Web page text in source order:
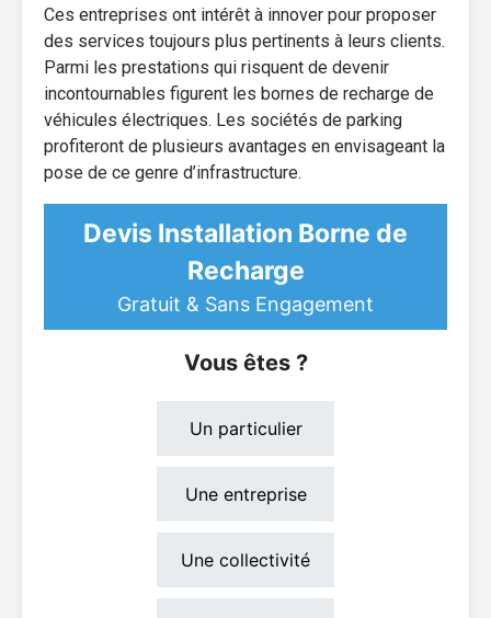
Ces entreprises ont intérêt à innover pour proposer
des services toujours plus pertinents à leurs clients.
Parmi les prestations qui risquent de devenir
incontournables figurent les bornes de recharge de
véhicules électriques. Les sociétés de parking
profiteront de plusieurs avantages en envisageant la
pose de ce genre d’infrastructure.